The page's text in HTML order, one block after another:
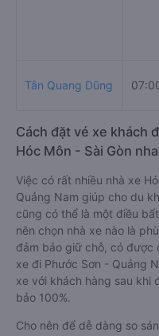
Tân Quang Dũng
Cách đặt vé xe khách
Hóc Môn - Sài Gòn
Việc có rất nhiều nhà xe
Quảng Nam giúp cho du
cũng có thể là một điều
nên chọn nhà xe nào là
đảm bảo giữ chỗ, có được
xe đi Phước Sơn - Quảng
xe với khách hàng sau
bảo 100%.
Cho nên để dễ dàng so